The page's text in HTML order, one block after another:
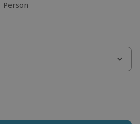
Bewertungen
Person